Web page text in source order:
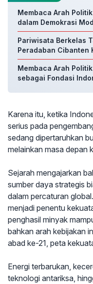
Membaca Arah
dalam Demokrasi
Pariwisata Berkelas
Peradaban Cibanten
Membaca Arah
sebagai Fondasi
Karena itu, ketika
serius pada
sedang dipertaruhkan
melainkan masa depan
Sejarah mengajarkan
sumber daya strategis
dalam percaturan
menjadi penentu
penghasil minyak
bahkan arah kebijakan
abad ke-21, peta
Energi terbarukan,
teknologi antariksa,